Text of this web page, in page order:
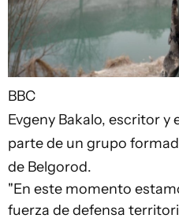
BBC
Evgeny Bakalo, escritor
parte de un grupo
de Belgorod.
"En este momento
fuerza de defensa